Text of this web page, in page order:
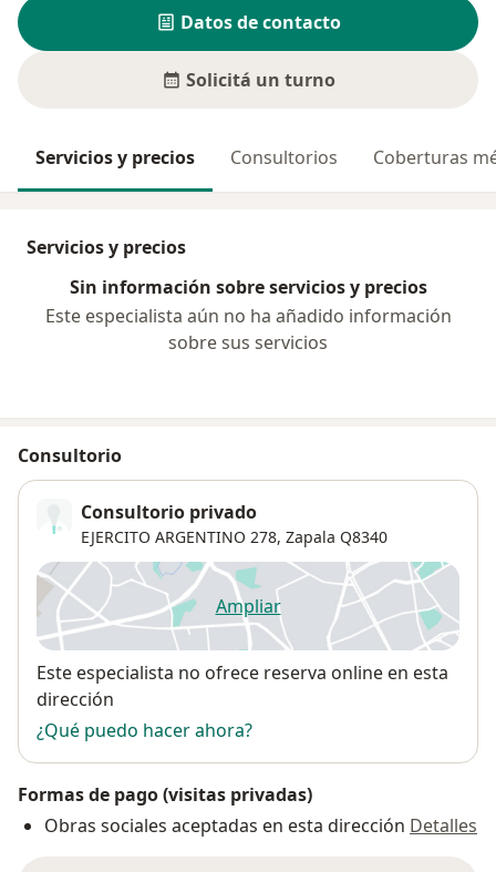
Datos de contacto
Solicitá un turno
Servicios y precios Consultorios Coberturas
Servicios y precios
Sin información sobre servicios y precios
Este especialista aún no ha añadido información
sobre sus servicios
Consultorio
Consultorio privado
EJERCITO ARGENTINO 278, Zapala Q8340
Ampliarse abre en una nueva
Disponibilidad
Este especialista no ofrece reserva online en esta
dirección
¿Qué puedo hacer ahora?
Formas de pago (visitas privadas)
Obras sociales aceptadas en esta dirección Detalles